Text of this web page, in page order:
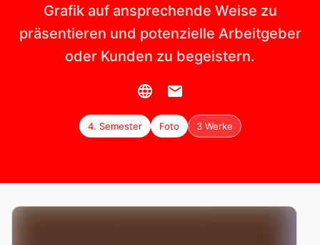
Grafik auf ansprechende Weise zu
präsentieren und potenzielle Arbeitgeber
oder Kunden zu begeistern.
4. Semester Foto 3 Werke